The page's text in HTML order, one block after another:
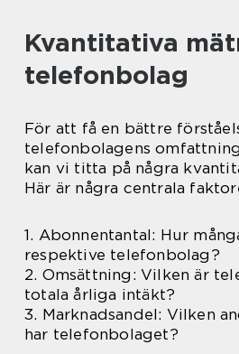
Kvantitativa
telefonbolag
För att få en bättre
telefonbolagens
kan vi titta på några
Här är några centrala
1. Abonnentantal: Hur
respektive telefonbolag?
2. Omsättning: Vilken är
totala årliga intäkt?
3. Marknadsandel: Vilken
har telefonbolaget?